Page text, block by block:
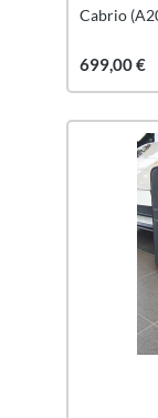
Cabrio
699,00 €